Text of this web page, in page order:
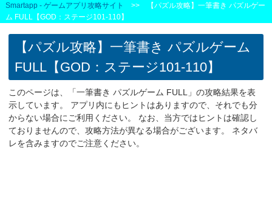
Smartapp - ゲームアプリ攻略サイト
>> 【パズル攻略】一筆書き パズルゲー
ム FULL【GOD：ステージ101-110】
【パズル攻略】一筆書き パズルゲーム
FULL【GOD：ステージ101-110】
このページは、「一筆書き パズルゲーム FULL」の攻略結果を表
示しています。 アプリ内にもヒントはありますので、それでも分
からない場合にご利用ください。 なお、当方ではヒントは確認し
ておりませんので、攻略方法が異なる場合がございます。 ネタバ
レを含みますのでご注意ください。